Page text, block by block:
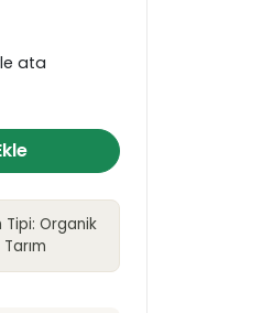
ata
Tipi: Organik
Tarım